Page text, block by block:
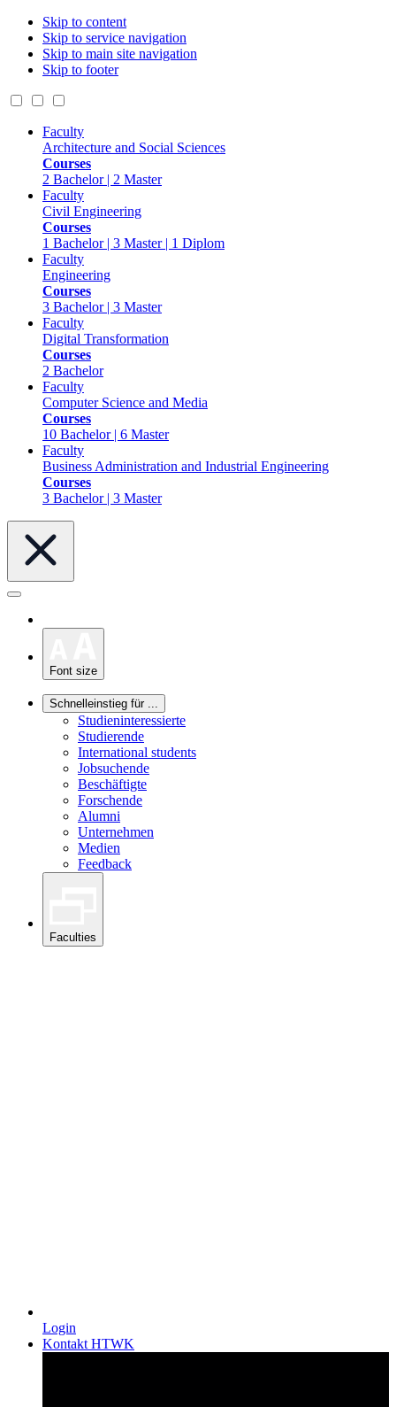
Skip to content
Skip to service navigation
Skip to main site navigation
Skip to footer
Faculty
Architecture and Social Sciences
Courses
2 Bachelor | 2 Master
Faculty
Civil Engineering
Courses
1 Bachelor | 3 Master | 1 Diplom
Faculty
Engineering
Courses
3 Bachelor | 3 Master
Faculty
Digital Transformation
Courses
2 Bachelor
Faculty
Computer Science and Media
Courses
10 Bachelor | 6 Master
Faculty
Business Administration and Industrial Engineering
Courses
3 Bachelor | 3 Master
Font size
Schnelleinstieg für ...
Studieninteressierte
Studierende
International students
Jobsuchende
Beschäftigte
Forschende
Alumni
Unternehmen
Medien
Feedback
Faculties
Login
Kontakt HTWK